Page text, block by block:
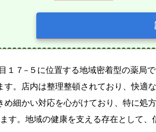
７−５に位置する地域密着型の薬局
。店内は整理整頓されており、快適
細かい対応を心がけており、特に処
。地域の健康を支える存在として、